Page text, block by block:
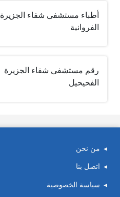
أطباء مستشفى شفاء الجزيرة
الفروانية
رقم مستشفى شفاء الجزيرة
الفحيحيل
من نحن
اتصل بنا
سياسة الخصوصية